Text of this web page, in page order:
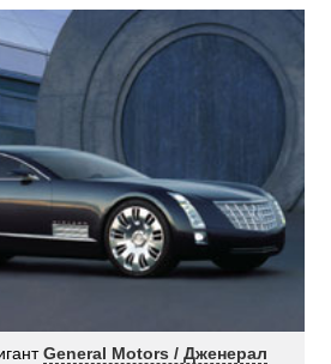
General Motors / Дженерал